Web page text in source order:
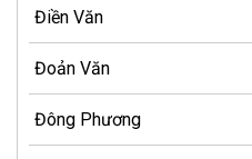
Điền Văn
Đoản Văn
Đông Phương